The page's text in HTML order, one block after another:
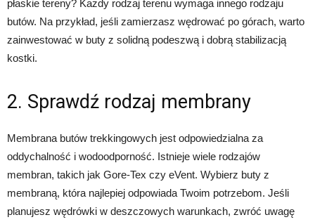
płaskie tereny? Każdy rodzaj terenu wymaga innego rodzaju
butów. Na przykład, jeśli zamierzasz wędrować po górach, warto
zainwestować w buty z solidną podeszwą i dobrą stabilizacją
kostki.
2. Sprawdź rodzaj membrany
Membrana butów trekkingowych jest odpowiedzialna za
oddychalność i wodoodporność. Istnieje wiele rodzajów
membran, takich jak Gore-Tex czy eVent. Wybierz buty z
membraną, która najlepiej odpowiada Twoim potrzebom. Jeśli
planujesz wędrówki w deszczowych warunkach, zwróć uwagę